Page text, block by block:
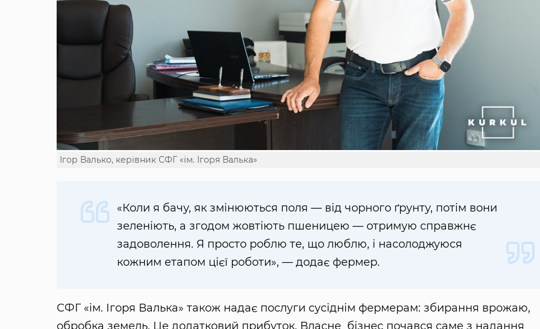
Ігор Валько, керівник СФГ «ім. Ігоря Валька»
«Коли я бачу, як змінюються поля — від чорного ґрунту, потім вони
зеленіють, а згодом жовтіють пшеницею — отримую справжнє
задоволення. Я просто роблю те, що люблю, і насолоджуюся
кожним етапом цієї роботи», — додає фермер.
СФГ «ім. Ігоря Валька» також надає послуги сусіднім фермерам: збирання врожаю,
обробка земель. Це додатковий прибуток. Власне бізнес почався саме з надання